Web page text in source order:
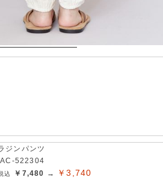
ジンパンツ
522304
￥7,480 →
￥3,740